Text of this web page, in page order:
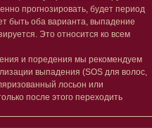
прогнозировать, будет период
быть оба варианта, выпадение
Это относится ко всем
и поредения мы рекомендуем
выпадения (SOS для волос,
лосьон или
после этого переходить